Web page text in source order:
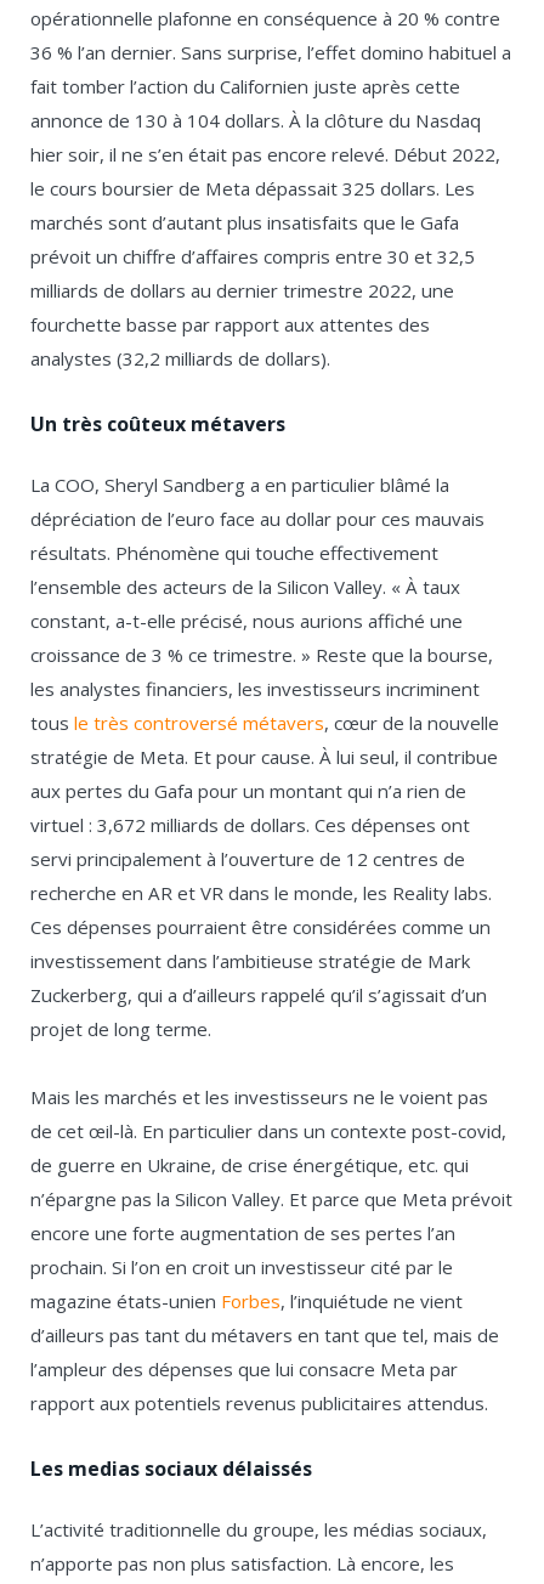
opérationnelle plafonne en conséquence à 20 % contre
36 % l’an dernier. Sans surprise, l’effet domino habituel a
fait tomber l’action du Californien juste après cette
annonce de 130 à 104 dollars. À la clôture du Nasdaq
hier soir, il ne s’en était pas encore relevé. Début 2022,
le cours boursier de Meta dépassait 325 dollars. Les
marchés sont d’autant plus insatisfaits que le Gafa
prévoit un chiffre d’affaires compris entre 30 et 32,5
milliards de dollars au dernier trimestre 2022, une
fourchette basse par rapport aux attentes des
analystes (32,2 milliards de dollars).
Un très coûteux métavers
La COO, Sheryl Sandberg a en particulier blâmé la
dépréciation de l’euro face au dollar pour ces mauvais
résultats. Phénomène qui touche effectivement
l’ensemble des acteurs de la Silicon Valley. « À taux
constant, a-t-elle précisé, nous aurions affiché une
croissance de 3 % ce trimestre. » Reste que la bourse,
les analystes financiers, les investisseurs incriminent
tous le très controversé métavers, cœur de la nouvelle
stratégie de Meta. Et pour cause. À lui seul, il contribue
aux pertes du Gafa pour un montant qui n’a rien de
virtuel : 3,672 milliards de dollars. Ces dépenses ont
servi principalement à l’ouverture de 12 centres de
recherche en AR et VR dans le monde, les Reality labs.
Ces dépenses pourraient être considérées comme un
investissement dans l’ambitieuse stratégie de Mark
Zuckerberg, qui a d’ailleurs rappelé qu’il s’agissait d’un
projet de long terme.
Mais les marchés et les investisseurs ne le voient pas
de cet œil-là. En particulier dans un contexte post-covid,
de guerre en Ukraine, de crise énergétique, etc. qui
n’épargne pas la Silicon Valley. Et parce que Meta prévoit
encore une forte augmentation de ses pertes l’an
prochain. Si l’on en croit un investisseur cité par le
magazine états-unien Forbes, l’inquiétude ne vient
d’ailleurs pas tant du métavers en tant que tel, mais de
l’ampleur des dépenses que lui consacre Meta par
rapport aux potentiels revenus publicitaires attendus.
Les medias sociaux délaissés
L’activité traditionnelle du groupe, les médias sociaux,
n’apporte pas non plus satisfaction. Là encore, les